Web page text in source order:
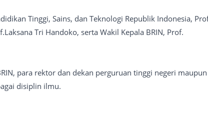
Tinggi, Sains, dan Teknologi Republik Indonesia,
Tri Handoko, serta Wakil Kepala BRIN, Prof.
para rektor dan dekan perguruan tinggi negeri maupun
disiplin ilmu.